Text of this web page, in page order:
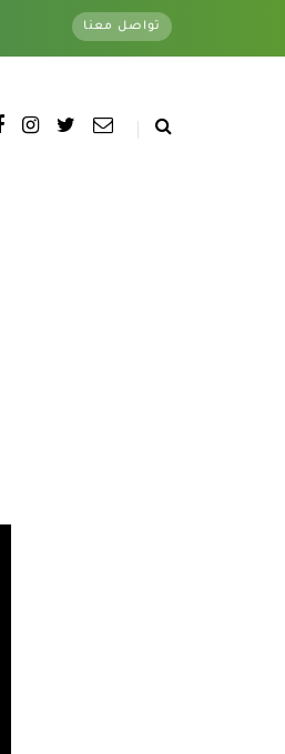
تواصل معنا